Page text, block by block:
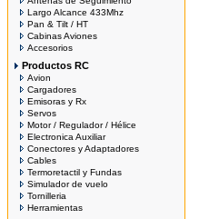
Largo Alcance 433Mhz
Pan & Tilt / HT
Cabinas Aviones
Accesorios
Productos RC
Avion
Cargadores
Emisoras y Rx
Servos
Motor / Regulador / Hélice
Electronica Auxiliar
Conectores y Adaptadores
Cables
Termoretactil y Fundas
Simulador de vuelo
Tornilleria
Herramientas